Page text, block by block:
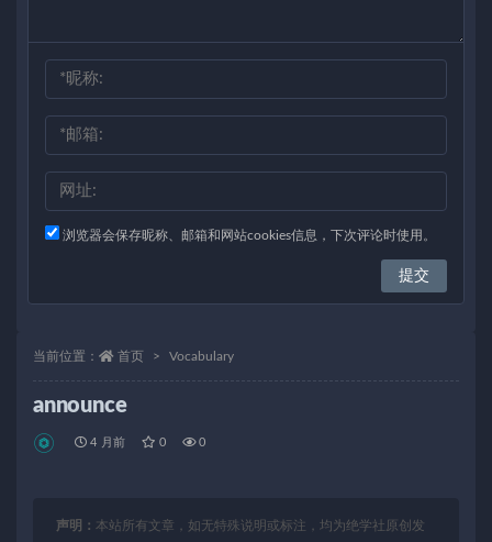
浏览器会保存昵称、邮箱和网站cookies信息，下次评论时使用。
当前位置： 首页 Vocabulary
announce
4 月前 0 0
声明： 本站所有文章，如无特殊说明或标注，均为绝学社原创发